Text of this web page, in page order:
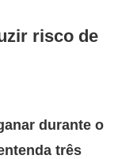
risco de
durante o
três